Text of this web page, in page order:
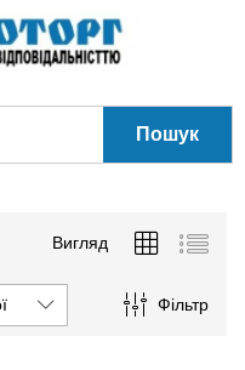
Пошук
Вигляд
Фільтр
до вищої